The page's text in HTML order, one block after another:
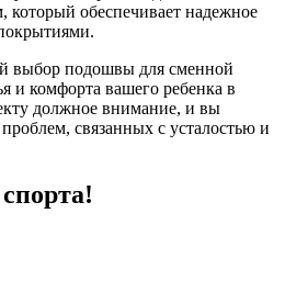
обеспечивает надежное
выбор подошвы для сменной
и комфорта вашего ребенка в
должное внимание, и вы
связанных с усталостью и